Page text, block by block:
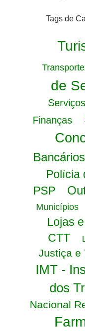
Tags de
de
Finanças
Bancários
Polícia
PSP
Municípios
Lojas
CTT
Justiça e
IMT -
dos
Nacional